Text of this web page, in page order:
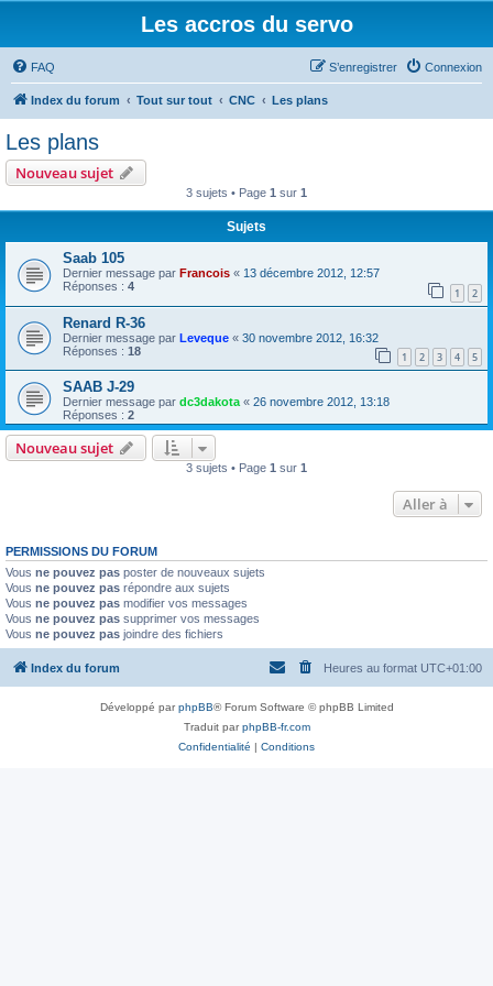
Les accros du servo
FAQ Connexion
S’enregistrer
Index du forum Tout sur tout CNC Les plans
Les plans
Nouveau sujet
3 sujets • Page 1 sur 1
Sujets
Saab 105
Dernier message par Francois « 13 décembre 2012, 12:57
Réponses : 4 1 2
Renard R-36
Dernier message par Leveque « 30 novembre 2012, 16:32
Réponses : 18 1 2 3 4 5
SAAB J-29
Dernier message par dc3dakota « 26 novembre 2012, 13:18
Réponses : 2
Nouveau sujet
3 sujets • Page 1 sur 1
Aller à
PERMISSIONS DU FORUM
Vous ne pouvez pas poster de nouveaux sujets
Vous ne pouvez pas répondre aux sujets
Vous ne pouvez pas modifier vos messages
Vous ne pouvez pas supprimer vos messages
Vous ne pouvez pas joindre des fichiers
Index du forum Heures au format UTC+01:00
Développé parphpBB® Forum Software © phpBB Limited
Traduit parphpBB-fr.com
Confidentialité | Conditions